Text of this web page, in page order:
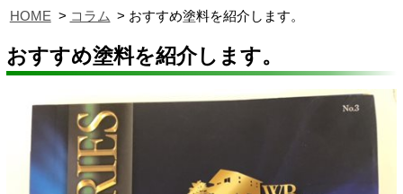
HOME コラム おすすめ塗料を紹介します。
おすすめ塗料を紹介します。